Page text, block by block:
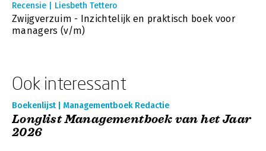
Recensie | Liesbeth Tettero
Zwijgverzuim - Inzichtelijk en praktisch boek voor
managers (v/m)
Ook interessant
Boekenlijst | Managementboek Redactie
Longlist Managementboek van het Jaar
2026